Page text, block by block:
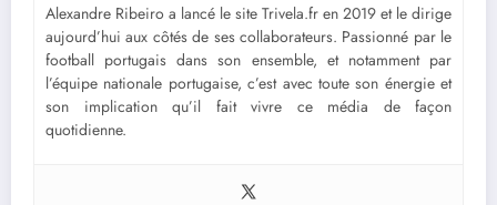
Alexandre Ribeiro a lancé le site Trivela.fr en 2019 et le dirige
aujourd’hui aux côtés de ses collaborateurs. Passionné par le
football portugais dans son ensemble, et notamment par
l’équipe nationale portugaise, c’est avec toute son énergie et
son implication qu’il fait vivre ce média de façon
quotidienne.